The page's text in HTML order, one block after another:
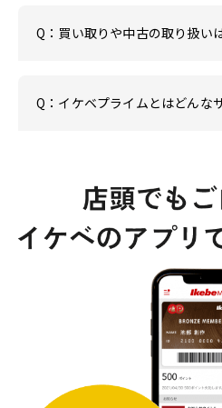
Q：買い取りや中古の取り扱い
Q：イケベプライムとはどんな